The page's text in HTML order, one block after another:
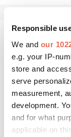
Responsible
We and our
e.g. your IP-
store and
serve
measurement,
development.
and for what
applicable on